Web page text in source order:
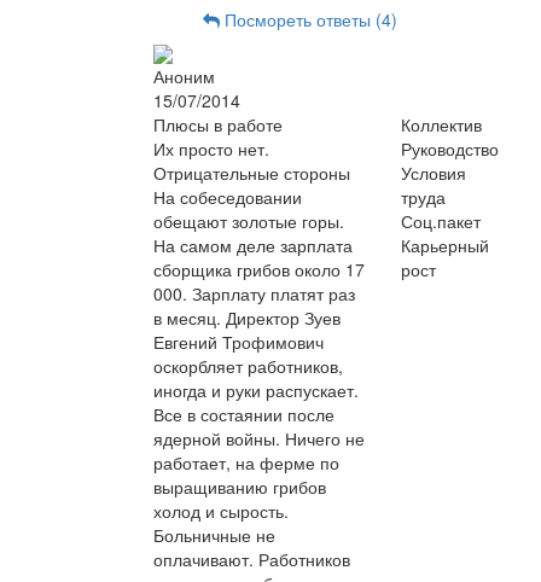
Посмореть ответы (4)
Аноним
15/07/2014
Плюсы в работе
Их просто нет.
Отрицательные стороны
На собеседовании
обещают золотые горы.
На самом деле зарплата
сборщика грибов около 17
000. Зарплату платят раз
в месяц. Директор Зуев
Евгений Трофимович
оскорбляет работников,
иногда и руки распускает.
Все в состаянии после
ядерной войны. Ничего не
работает, на ферме по
выращиванию грибов
холод и сырость.
Больничные не
оплачивают. Работников
Коллектив
Руководство
Условия
труда
Соц.пакет
Карьерный
рост